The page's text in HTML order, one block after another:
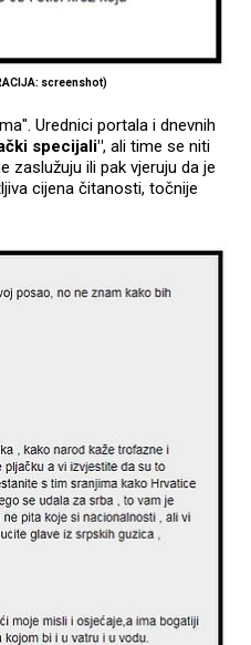
screenshot)
Urednici portala i dnevnih
specijali", ali time se niti
zaslužuju ili pak vjeruju da je
cijena čitanosti, točnije